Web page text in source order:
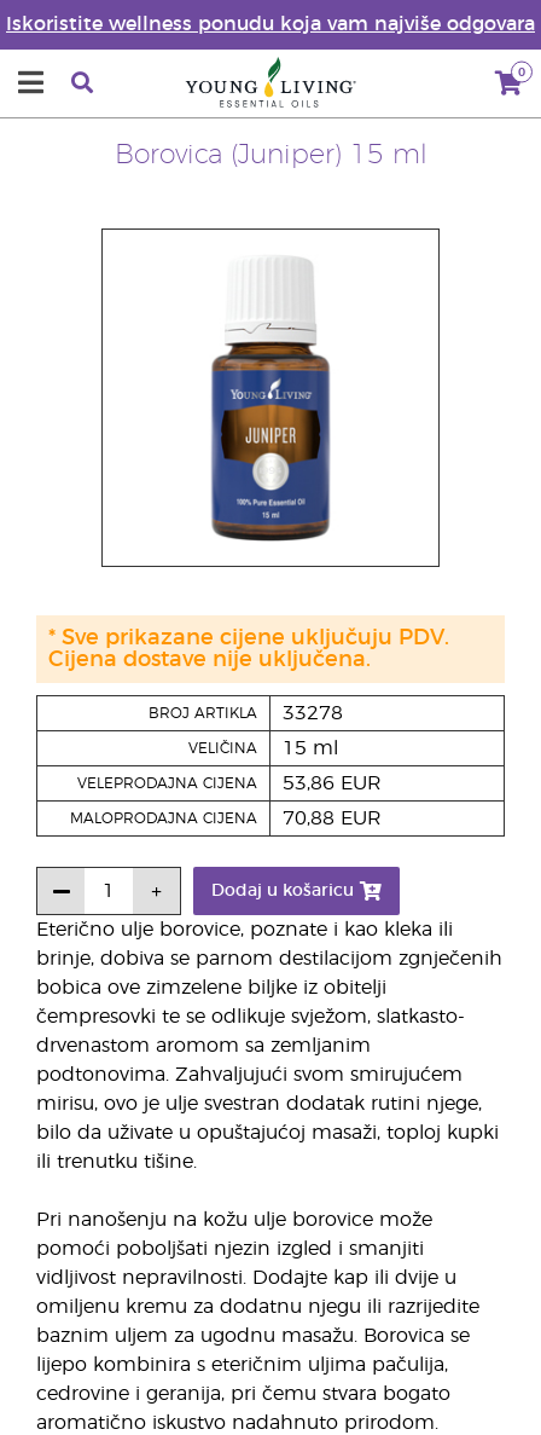
Iskoristite wellness ponudu koja vam najviše odgovara
0
Borovica (Juniper) 15 ml
Eterično ulje borovice, poznate i kao kleka ili
brinje, dobiva se parnom destilacijom zgnječenih
bobica ove zimzelene biljke iz obitelji
čempresovki te se odlikuje svježom, slatkasto-
drvenastom aromom sa zemljanim
podtonovima. Zahvaljujući svom smirujućem
mirisu, ovo je ulje svestran dodatak rutini njege,
bilo da uživate u opuštajućoj masaži, toploj kupki
ili trenutku tišine.
Pri nanošenju na kožu ulje borovice može
pomoći poboljšati njezin izgled i smanjiti
vidljivost nepravilnosti. Dodajte kap ili dvije u
omiljenu kremu za dodatnu njegu ili razrijedite
baznim uljem za ugodnu masažu. Borovica se
lijepo kombinira s eteričnim uljima pačulija,
cedrovine i geranija, pri čemu stvara bogato
aromatično iskustvo nadahnuto prirodom.
BROJ ARTIKLA 33278
VELIČINA 15 ml
VELEPRODAJNA CIJENA 53,86 EUR
MALOPRODAJNA CIJENA 70,88 EUR
Dodaj u košaricu
* Sve prikazane cijene uključuju PDV.
Cijena dostave nije uključena.